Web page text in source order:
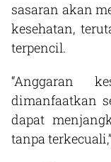
sasaran akan
kesehatan,
terpencil.
“Anggaran
dimanfaatkan
dapat
tanpa